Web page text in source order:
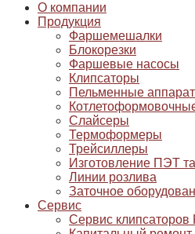
О компании
Продукция
Фаршемешалки
Блокорезки
Фаршевые насосы
Клипсаторы
Пельменные
Слайсеры
Термоформеры
Трейсиллеры
Изготовление ПЭТ
Линии розлива
Заточное
Сервис
Сервис клипсаторов